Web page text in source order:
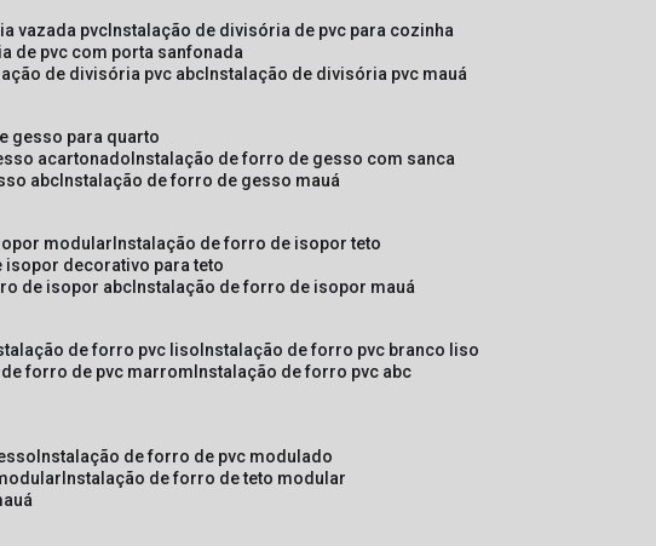
vazada pvc instalação de divisória de pvc para cozinha
de pvc com porta sanfonada
de divisória pvc abc instalação de divisória pvc mauá
gesso para quarto
acartonado instalação de forro de gesso com sanca
abc instalação de forro de gesso mauá
modular instalação de forro de isopor teto
isopor decorativo para teto
de isopor abc instalação de forro de isopor mauá
de forro pvc liso instalação de forro pvc branco liso
de forro de pvc marrom instalação de forro pvc abc
instalação de forro de pvc modulado
instalação de forro de teto modular